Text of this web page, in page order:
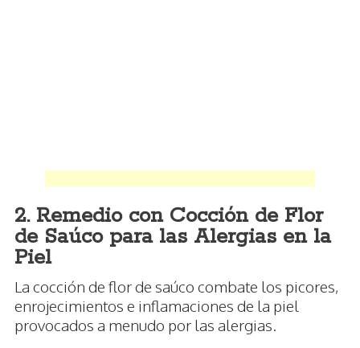
2. Remedio con Cocción de Flor
de Saúco para las Alergias en la
Piel
La cocción de flor de saúco combate los picores,
enrojecimientos e inflamaciones de la piel
provocados a menudo por las alergias.